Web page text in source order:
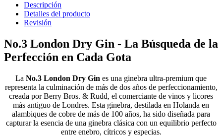
Descripción
Detalles del producto
Revisión
No.3 London Dry Gin - La Búsqueda de la
Perfección en Cada Gota
La No.3 London Dry Gin es una ginebra ultra-premium que
representa la culminación de más de dos años de perfeccionamiento,
creada por Berry Bros. & Rudd, el comerciante de vinos y licores
más antiguo de Londres. Esta ginebra, destilada en Holanda en
alambiques de cobre de más de 100 años, ha sido diseñada para
capturar la esencia de una ginebra clásica con un equilibrio perfecto
entre enebro, cítricos y especias.